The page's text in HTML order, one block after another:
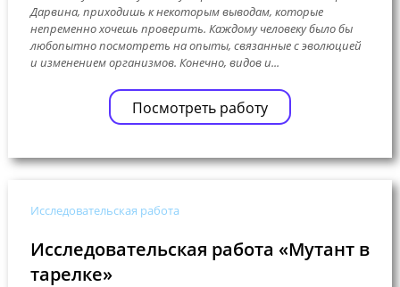
Дарвина, приходишь к некоторым выводам, которые
непременно хочешь проверить. Каждому человеку было бы
любопытно посмотреть на опыты, связанные с эволюцией
и изменением организмов. Конечно, видов и...
Посмотреть работу
Исследовательская работа
Исследовательская работа «Мутант в
тарелке»